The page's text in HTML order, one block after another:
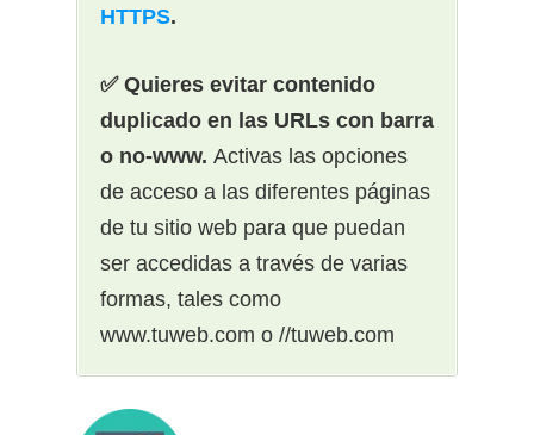
HTTPS.
✅ Quieres evitar contenido
duplicado en las URLs con barra
o no-www. Activas las opciones
de acceso a las diferentes páginas
de tu sitio web para que puedan
ser accedidas a través de varias
formas, tales como
www.tuweb.com o //tuweb.com